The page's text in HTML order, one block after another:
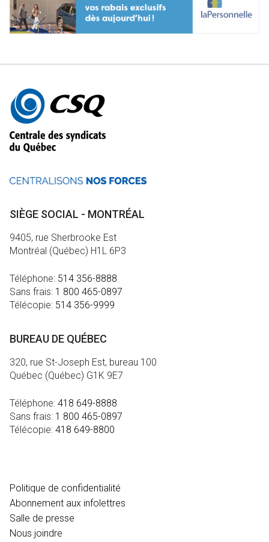
Autres
informations
SIÈGE SOCIAL - MONTRÉAL
9405, rue Sherbrooke Est
Montréal (Québec) H1L 6P3
Téléphone: 514 356-8888
Sans frais: 1 800 465-0897
Télécopie: 514 356-9999
BUREAU DE QUÉBEC
320, rue St-Joseph Est, bureau 100
Québec (Québec) G1K 9E7
Téléphone: 418 649-8888
Sans frais: 1 800 465-0897
Télécopie: 418 649-8800
Politique de confidentialité
Abonnement aux infolettres
Salle de presse
Nous joindre